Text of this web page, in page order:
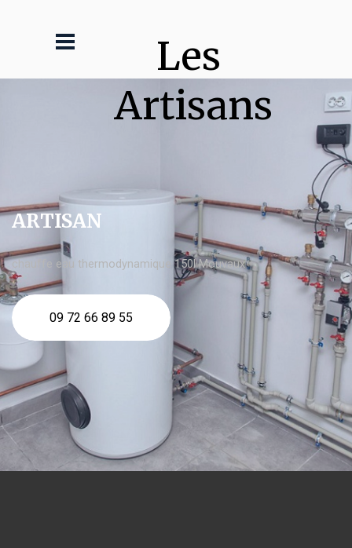
Les
Artisans
ARTISAN
chauffe eau thermodynamique 150l Mouvaux
09 72 66 89 55